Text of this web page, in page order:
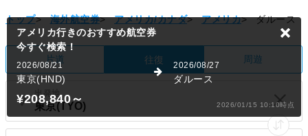
トップ> 海外航空券> アメリカ/カナダ> アメリカ> ダルース
片道 往復 周遊
出発地
アメリカ行きのおすすめ航空券
今すぐ検索！
2026/08/21
東京(HND)
2026/08/27
ダルース
¥208,840～ 2026/01/15 10:10時点